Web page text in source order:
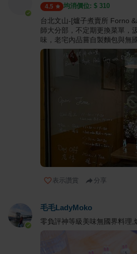
4.5 均消價位: $ 310
台北文山-[爐子煮賣所 Forno
師大分部，不定期更換菜單，
味，老宅內品嘗自製麵包與無
表示讚賞 分享
毛毛LadyMoko
零負評神等級美味無國界料理,